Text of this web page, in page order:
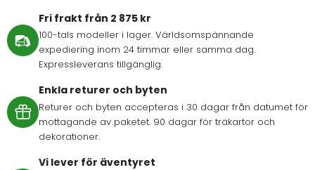
Fri frakt från 2 875 kr
100-tals modeller i lager. Världsomspännande
expediering inom 24 timmar eller samma dag.
Expressleverans tillgänglig.
Enkla returer och byten
Returer och byten accepteras i 30 dagar från datumet för
mottagande av paketet. 90 dagar för träkartor och
dekorationer.
Vi lever för äventyret